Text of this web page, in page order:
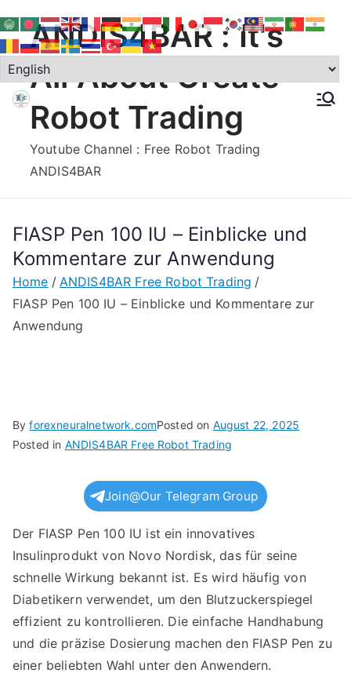
to
contentANDIS4BAR : It's
All About Create
Robot Trading
Youtube Channel : Free Robot Trading
ANDIS4BAR
FIASP Pen 100 IU – Einblicke und
Kommentare zur Anwendung
Home
ANDIS4BAR Free Robot Trading
FIASP Pen 100 IU – Einblicke und Kommentare zur
Anwendung
Byforexneuralnetwork.comPosted on August 22, 2025
Posted in ANDIS4BAR Free Robot Trading
Join@Our Telegram Group
Der FIASP Pen 100 IU ist ein innovatives
Insulinprodukt von Novo Nordisk, das für seine
schnelle Wirkung bekannt ist. Es wird häufig von
Diabetikern verwendet, um den Blutzuckerspiegel
effizient zu kontrollieren. Die einfache Handhabung
und die präzise Dosierung machen den FIASP Pen zu
einer beliebten Wahl unter den Anwendern.